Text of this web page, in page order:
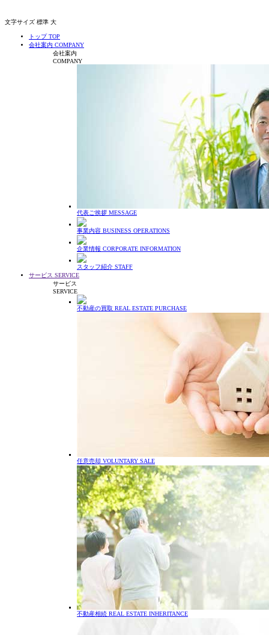
文字サイズ 標準 大
トップ TOP
会社案内 COMPANY
会社案内
COMPANY
代表ご挨拶 MESSAGE
事業内容 BUSINESS OPERATIONS
企業情報 CORPORATE INFORMATION
スタッフ紹介 STAFF
サービス SERVICE
サービス
SERVICE
不動産の買取 REAL ESTATE PURCHASE
任意売却 VOLUNTARY SALE
不動産相続 REAL ESTATE INHERITANCE